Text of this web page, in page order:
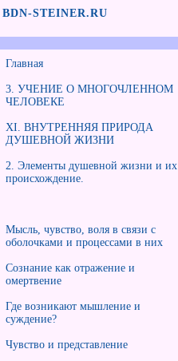
BDN-STEINER.RU
Главная
3. УЧЕНИЕ О МНОГОЧЛЕННОМ
ЧЕЛОВЕКЕ
XI. ВНУТРЕННЯЯ ПРИРОДА
ДУШЕВНОЙ ЖИЗНИ
2. Элементы душевной жизни и их
происхождение.
Мысль, чувство, воля в связи с
оболочками и процессами в них
Сознание как отражение и
омертвение
Где возникают мышление и
суждение?
Чувство и представление